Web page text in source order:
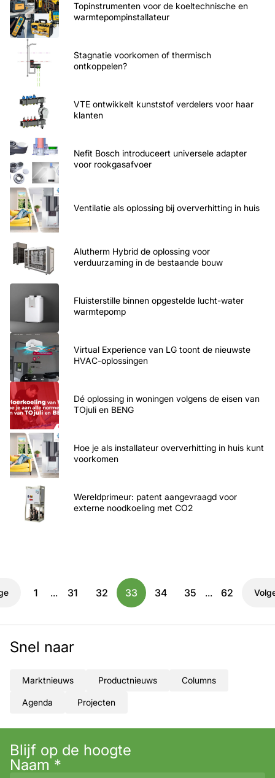
Topinstrumenten voor de koeltechnische en
warmtepompinstallateur
Stagnatie voorkomen of thermisch
ontkoppelen?
VTE ontwikkelt kunststof verdelers voor haar
klanten
Nefit Bosch introduceert universele adapter
voor rookgasafvoer
Ventilatie als oplossing bij oververhitting in huis
Alutherm Hybrid de oplossing voor
verduurzaming in de bestaande bouw
Fluisterstille binnen opgestelde lucht-water
warmtepomp
Virtual Experience van LG toont de nieuwste
HVAC-oplossingen
Dé oplossing in woningen volgens de eisen van
TOjuli en BENG
Hoe je als installateur oververhitting in huis kunt
voorkomen
Wereldprimeur: patent aangevraagd voor
externe noodkoeling met CO2
1 ... 31 32 33 34 35 ... 62
Snel naar
Marktnieuws Productnieuws Columns
Agenda Projecten
Blijf op de hoogte
Naam *